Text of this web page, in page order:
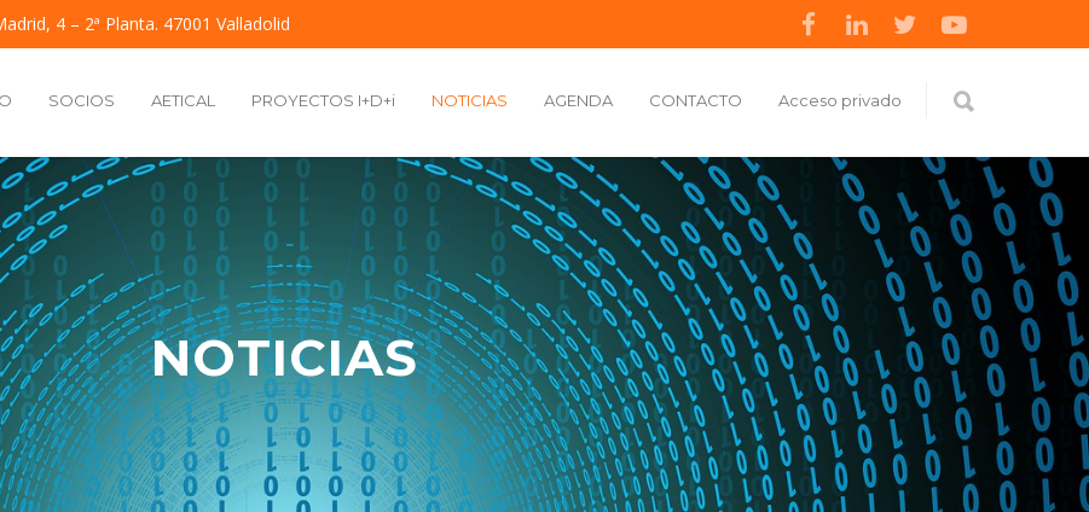
4 – 2ª Planta. 47001 Valladolid
SOCIOS AETICAL PROYECTOS I+D+i NOTICIAS AGENDA CONTACTO Acceso privado
NOTICIAS